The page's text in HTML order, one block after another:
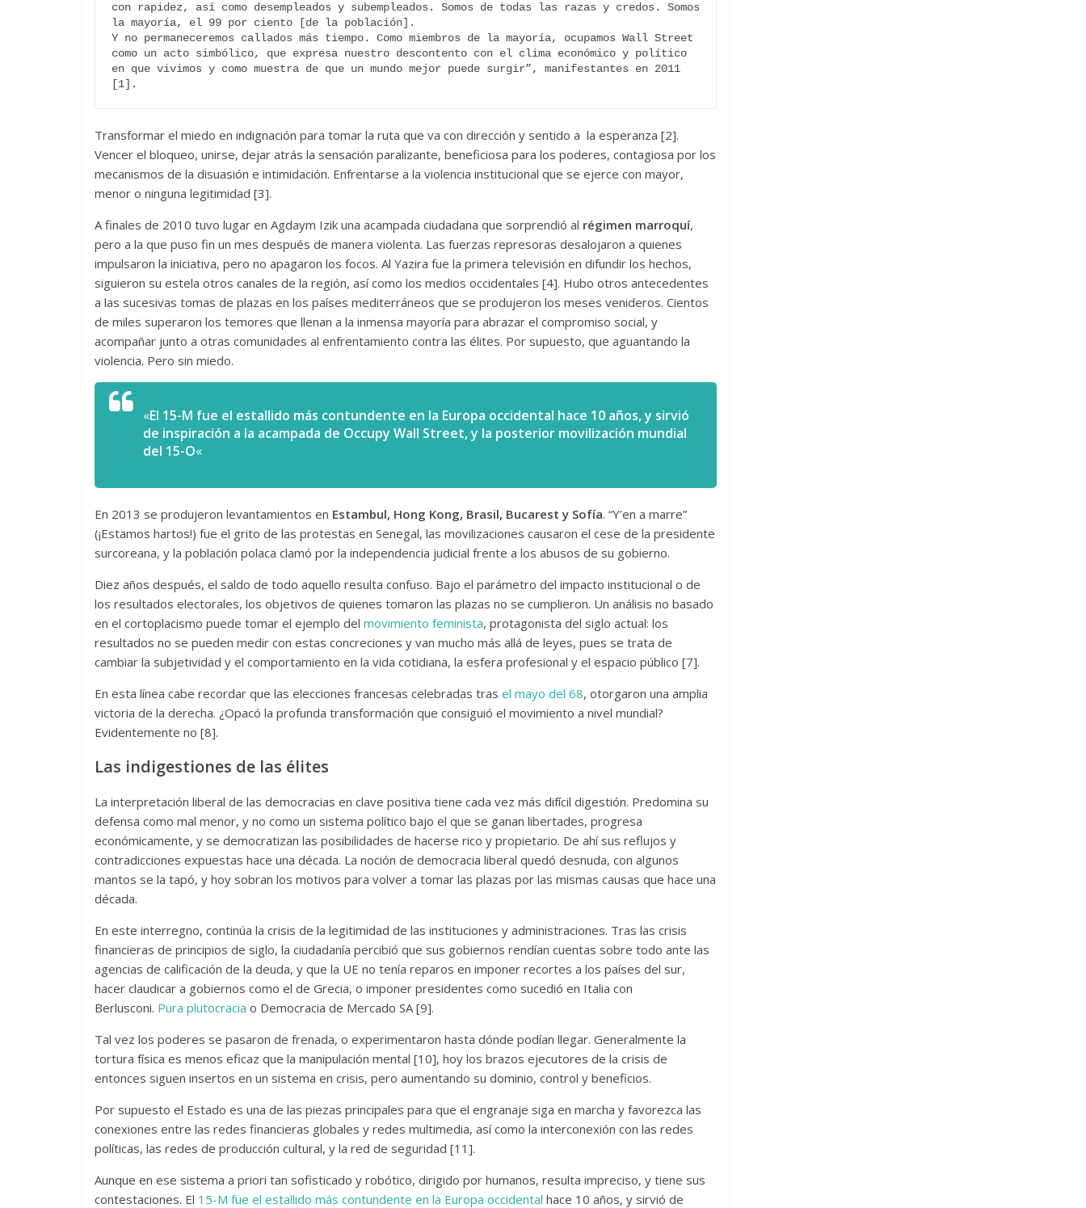
con rapidez, así como desempleados y subempleados. Somos de todas las razas y credos. Somos
la mayoría, el 99 por ciento [de la población].
Y no permaneceremos callados más tiempo. Como miembros de la mayoría, ocupamos Wall Street
como un acto simbólico, que expresa nuestro descontento con el clima económico y político
en que vivimos y como muestra de que un mundo mejor puede surgir”, manifestantes en 2011
[1].
Transformar el miedo en indignación para tomar la ruta que va con dirección y sentido a la esperanza [2].
Vencer el bloqueo, unirse, dejar atrás la sensación paralizante, beneficiosa para los poderes, contagiosa por los
mecanismos de la disuasión e intimidación. Enfrentarse a la violencia institucional que se ejerce con mayor,
menor o ninguna legitimidad [3].
A finales de 2010 tuvo lugar en Agdaym Izik una acampada ciudadana que sorprendió al régimen marroquí,
pero a la que puso fin un mes después de manera violenta. Las fuerzas represoras desalojaron a quienes
impulsaron la iniciativa, pero no apagaron los focos. Al Yazira fue la primera televisión en difundir los hechos,
siguieron su estela otros canales de la región, así como los medios occidentales [4]. Hubo otros antecedentes
a las sucesivas tomas de plazas en los países mediterráneos que se produjeron los meses venideros. Cientos
de miles superaron los temores que llenan a la inmensa mayoría para abrazar el compromiso social, y
acompañar junto a otras comunidades al enfrentamiento contra las élites. Por supuesto, que aguantando la
violencia. Pero sin miedo.
«El 15-M fue el estallido más contundente en la Europa occidental hace 10 años, y sirvió
de inspiración a la acampada de Occupy Wall Street, y la posterior movilización mundial
del 15-O«
En 2013 se produjeron levantamientos en Estambul, Hong Kong, Brasil, Bucarest y Sofía. “Y’en a marre”
(¡Estamos hartos!) fue el grito de las protestas en Senegal, las movilizaciones causaron el cese de la presidente
surcoreana, y la población polaca clamó por la independencia judicial frente a los abusos de su gobierno.
Diez años después, el saldo de todo aquello resulta confuso. Bajo el parámetro del impacto institucional o de
los resultados electorales, los objetivos de quienes tomaron las plazas no se cumplieron. Un análisis no basado
en el cortoplacismo puede tomar el ejemplo del movimiento feminista, protagonista del siglo actual: los
resultados no se pueden medir con estas concreciones y van mucho más allá de leyes, pues se trata de
cambiar la subjetividad y el comportamiento en la vida cotidiana, la esfera profesional y el espacio público [7].
En esta línea cabe recordar que las elecciones francesas celebradas tras el mayo del 68, otorgaron una amplia
victoria de la derecha. ¿Opacó la profunda transformación que consiguió el movimiento a nivel mundial?
Evidentemente no [8].
Las indigestiones de las élites
La interpretación liberal de las democracias en clave positiva tiene cada vez más difícil digestión. Predomina su
defensa como mal menor, y no como un sistema político bajo el que se ganan libertades, progresa
económicamente, y se democratizan las posibilidades de hacerse rico y propietario. De ahí sus reflujos y
contradicciones expuestas hace una década. La noción de democracia liberal quedó desnuda, con algunos
mantos se la tapó, y hoy sobran los motivos para volver a tomar las plazas por las mismas causas que hace una
década.
En este interregno, continúa la crisis de la legitimidad de las instituciones y administraciones. Tras las crisis
financieras de principios de siglo, la ciudadanía percibió que sus gobiernos rendían cuentas sobre todo ante las
agencias de calificación de la deuda, y que la UE no tenía reparos en imponer recortes a los países del sur,
hacer claudicar a gobiernos como el de Grecia, o imponer presidentes como sucedió en Italia con
Berlusconi. Pura plutocracia o Democracia de Mercado SA [9].
Tal vez los poderes se pasaron de frenada, o experimentaron hasta dónde podían llegar. Generalmente la
tortura física es menos eficaz que la manipulación mental [10], hoy los brazos ejecutores de la crisis de
entonces siguen insertos en un sistema en crisis, pero aumentando su dominio, control y beneficios.
Por supuesto el Estado es una de las piezas principales para que el engranaje siga en marcha y favorezca las
conexiones entre las redes financieras globales y redes multimedia, así como la interconexión con las redes
políticas, las redes de producción cultural, y la red de seguridad [11].
Aunque en ese sistema a priori tan sofisticado y robótico, dirigido por humanos, resulta impreciso, y tiene sus
contestaciones. El 15-M fue el estallido más contundente en la Europa occidental hace 10 años, y sirvió de